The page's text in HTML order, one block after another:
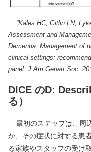
“Kales HC, Gitlin LN,
Assessment and
Dementia. Management of
clinical settings:
panel. J Am Geriatr Soc.
DICE のD:
る）
最初のステップは、周
か、その症状に対する患
る家族やスタッフの受け